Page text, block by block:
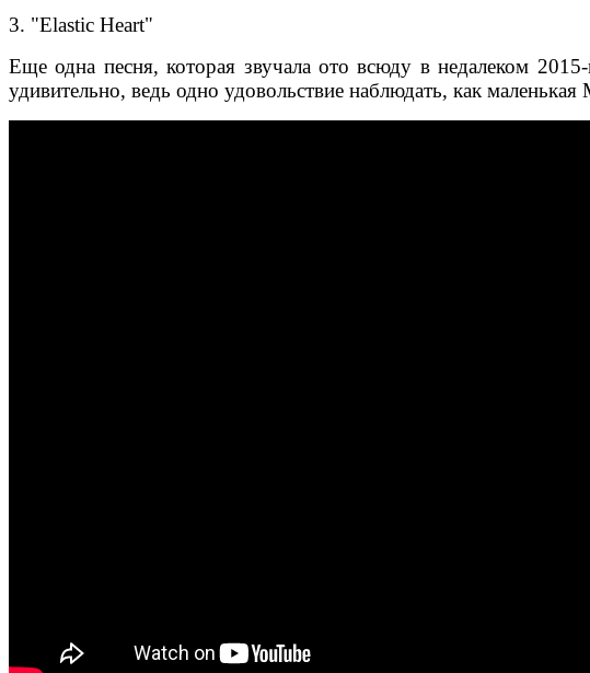
3. "Elastic Heart"
Еще одна песня, которая звучала ото всюду в недалеком
удивительно, ведь одно удовольствие наблюдать, как